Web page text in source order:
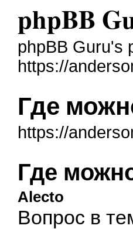
phpBB
phpBB Guru's
https://
Где
https://
Где
Alecto
Вопрос в